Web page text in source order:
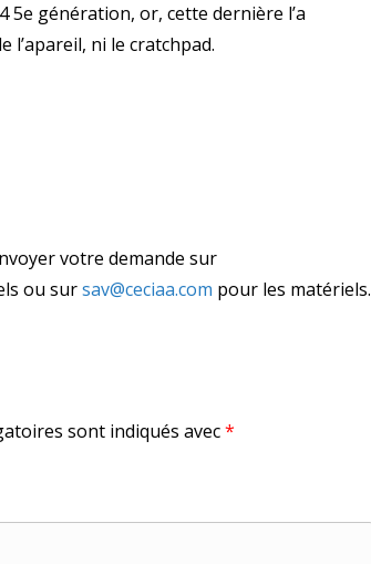
5e génération, or, cette dernière l’a
l’apareil, ni le cratchpad.
votre demande sur
ou sursav@ceciaa.com pour les matériels.
sont indiqués avec*